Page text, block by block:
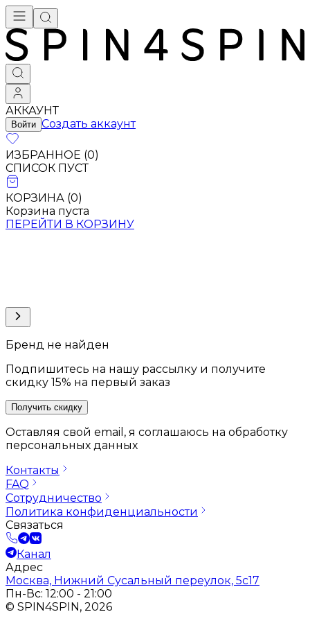
АККАУНТ
Войти Создать аккаунт
ИЗБРАННОЕ (0)
СПИСОК ПУСТ
КОРЗИНА (0)
Корзина пуста
ПЕРЕЙТИ В КОРЗИНУ
Бренд не найден
Подпишитесь на нашу рассылку и получите
скидку 15% на первый заказ
Получить скидку
Оставляя свой email, я соглашаюсь на обработку
персональных данных
Контакты
FAQ
Сотрудничество
Политика конфиденциальности
Связаться
Канал
Адрес
Москва, Нижний Сусальный переулок, 5с17
Пн-Вс: 12:00 - 21:00
© SPIN4SPIN, 2026
Брендовая одежда - купить в Москве